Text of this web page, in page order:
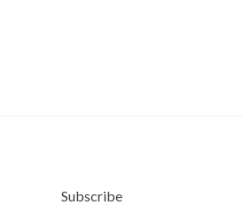
Subscribe